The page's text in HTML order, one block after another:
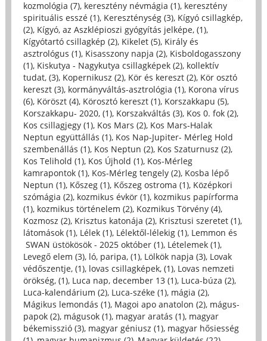
kozmológia (7), keresztény névmágia (1), keresztény
spirituális esszé (1), Kereszténység (3), Kígyó csillagkép,
(2), Kígyó, az Aszklépioszi gyógyítás jelképe, (1),
Kígyótartó csillagkép (2), Kikelet (5), Király és
asztrológus (1), Kisasszony napja (2), Kisboldogasszony
(1), Kiskutya - Nagykutya csillagképek (2), kollektív
tudat, (3), Kopernikusz (2), Kör és kereszt (2), Kör osztó
kereszt (3), kormányváltás-asztrológia (1), Korona vírus
(6), Köröszt (4), Körosztó kereszt (1), Korszakkapu (5),
Korszakkapu- 2020, (1), Korszakváltás (3), Kos 0. fok (2),
Kos csillagjegy (1), Kos Mars (2), Kos Mars-Halak
Neptun együttállás (1), Kos Nap-Jupiter- Mérleg Hold
szembenállás (1), Kos Neptun (2), Kos Szaturnusz (2),
Kos Telihold (1), Kos Újhold (1), Kos-Mérleg
kamrapontok (1), Kos-Mérleg tengely (2), Kosba lépő
Neptun (1), Kőszeg (1), Kőszeg ostroma (1), Középkori
szómágia (2), kozmikus évkör (1), kozmikus papírforma
(1), kozmikus történelem (2), Kozmikus Törvény (4),
Kozmosz (2), Krisztus katonája (2), Krisztusi szeretet (1),
látomások (1), Lélek (1), Lélektől-lélekig (1), Lemmon és
SWAN üstökösök - 2025 október (1), Lételemek (1),
Levegő elem (3), ló, paripa, (1), Lölkök napja (3), Lovak
védőszentje, (1), lovas csillagképek, (1), Lovas nemzeti
örökség, (1), Luca nap, december 13 (1), Luca-búza (2),
Luca-kalendárium (2), Luca-széke (1), mágia (2),
Mágikus lemondás (1), Magoi apo anatolon (2), mágus-
papok (2), mágusok (1), magyar aratás (1), magyar
békemisszió (3), magyar géniusz (1), magyar hősiesség